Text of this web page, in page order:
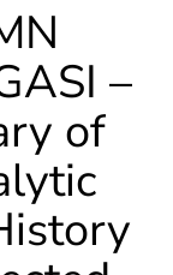
–
of